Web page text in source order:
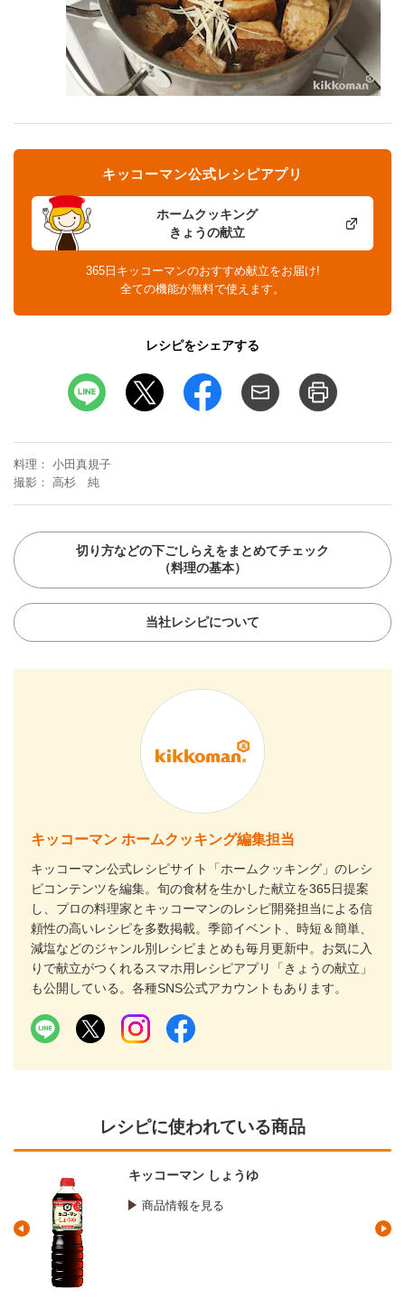
ホームクッキング
きょうの献立
キッコーマン公式レシピアプリ
365日キッコーマンのおすすめ献立をお届け!
全ての機能が無料で使えます。
レシピをシェアする
料理
小田真規子
撮影
高杉 純
切り方などの下ごしらえをまとめてチェック
（料理の基本）
当社レシピについて
キッコーマン ホームクッキング編集担当
キッコーマン公式レシピサイト「ホームクッキング」のレシ
ピコンテンツを編集。旬の食材を生かした献立を365日提案
し、プロの料理家とキッコーマンのレシピ開発担当による信
頼性の高いレシピを多数掲載。季節イベント、時短＆簡単、
減塩などのジャンル別レシピまとめも毎月更新中。お気に入
りで献立がつくれるスマホ用レシピアプリ「きょうの献立」
も公開している。各種SNS公式アカウントもあります。
レシピに使われている商品
マンジョウ 米麹こだわり仕込み 本みりん
商品情報を見る